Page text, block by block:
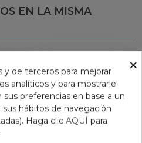
EN LA MISMA
×
y de terceros para mejorar
analíticos y para mostrarle
preferencias en base a un
hábitos de navegación
Haga clic AQUÍ para